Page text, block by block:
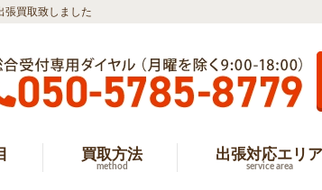
張買取致しました
買取方法
method
出張対応エリア
service area